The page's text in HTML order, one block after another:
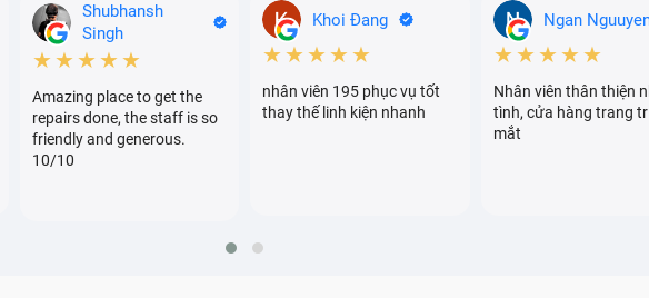
Shubhansh
Singh
★★★★★
Amazing place to get the
repairs done, the staff is so
friendly and generous.
10/10
Khoi Đang
★★★★★
nhân viên 195 phục vụ tốt
thay thế linh kiện nhanh
Ngan
★★★★★
Nhân viên thân thiện
tình, cửa hàng trang
mắt